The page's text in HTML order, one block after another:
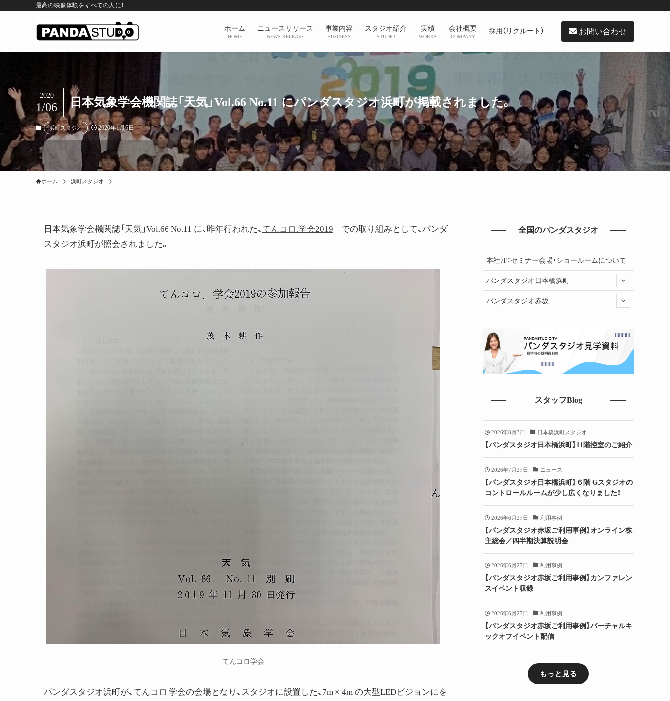
最高の映像体験をすべての人に！
ホーム
HOME
ニュースリリース
NEWS RELEASE
事業内容
BUSINESS
スタジオ紹介
STUDIO
実績
WORKS
会社概要
COMPANY
採用（リクルート） お問い合わせ
日本気象学会機関誌「天気」Vol.66 No.11 にパンダスタジオ浜町が掲載されました。
2020
1/06
浜町スタジオ 2020年1月6日
ホーム 浜町スタジオ
日本気象学会機関誌「天気」Vol.66 No.11 に、昨年行われた、 てんコロ.学会2019 での取り組みとして、パンダ
スタジオ浜町が照会されました。
てんコロ学会
パンダスタジオ浜町が、てんコロ.学会の会場となり、スタジオに設置した、7m × 4m の大型LEDビジョンにを
全国のパンダスタジオ
本社7F：セミナー会場・ショールームについて
パンダスタジオ日本橋浜町
パンダスタジオ赤坂
スタッフBlog
2026年8月3日 日本橋浜町スタジオ
【パンダスタジオ日本橋浜町】11階控室のご紹介
2026年7月27日 ニュース
【パンダスタジオ日本橋浜町】６階 Gスタジオの
コントロールルームが少し広くなりました！
2026年6月27日 利用事例
【パンダスタジオ赤坂ご利用事例】オンライン株
主総会／四半期決算説明会
2026年6月27日 利用事例
【パンダスタジオ赤坂ご利用事例】カンファレン
スイベント収録
2026年6月27日 利用事例
【パンダスタジオ赤坂ご利用事例】バーチャルキ
ックオフイベント配信
もっと見る